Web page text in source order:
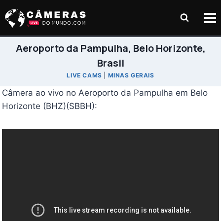
para
Conteúdo
Aeroporto da Pampulha, Belo Horizonte,
Brasil
LIVE CAMS MINAS GERAIS
Câmera ao vivo no Aeroporto da Pampulha em Belo
Horizonte (BHZ)(SBBH):